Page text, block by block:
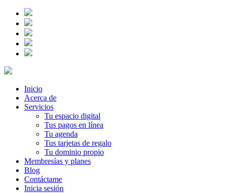
Inicio
Acerca de
Servicios
Tu espacio digital
Tus pagos en línea
Tu agenda
Tus tarjetas de regalo
Tu dominio propio
Membresías y planes
Blog
Contáctame
Inicia sesión